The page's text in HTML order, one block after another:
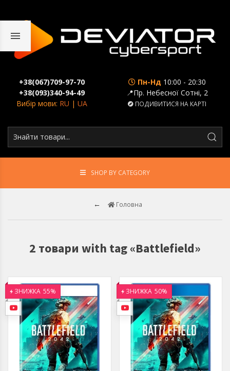
+38(067)709-97-70
+38(093)340-94-49
Вибір мови: RU |UA
Пн-Нд 10:00 - 20:30
📍Пр. Небесної Сотні, 2
ПОДИВИТИСЯ НА КАРТІ
SHOP BY CATEGORY
Головна
2 товари with tag «Battlefield»
ЗНИЖКА 55% ЗНИЖКА 50%